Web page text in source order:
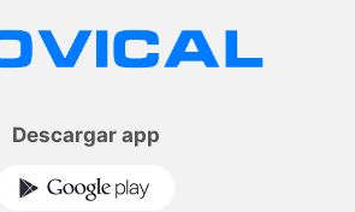
Descargar app